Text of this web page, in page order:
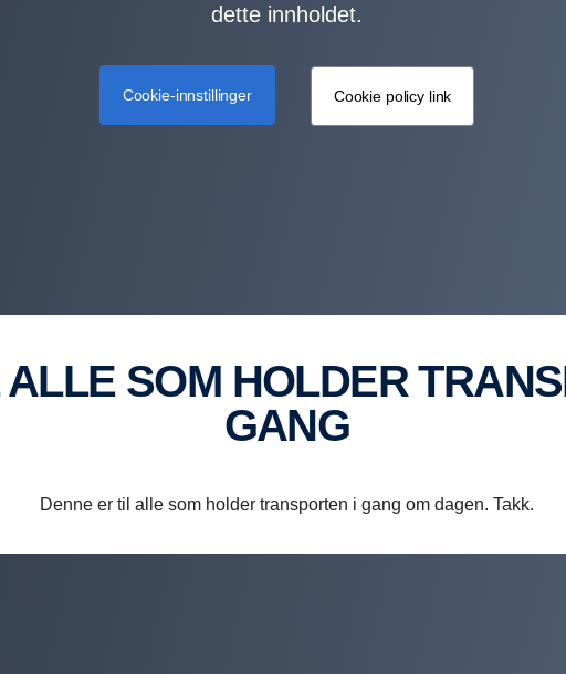
dette innholdet.
Cookie-innstillinger Cookie policy link
GANG
Denne er til alle som holder transporten i gang om dagen. Takk.